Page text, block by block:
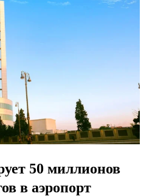
50 миллионов
в аэропорт